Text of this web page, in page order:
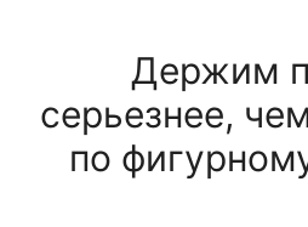
Держим
серьезнее,
по